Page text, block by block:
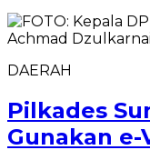
DAERAH
Pilkades
Gunakan e-